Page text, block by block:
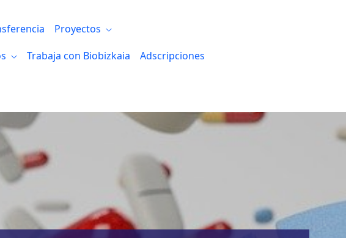
Proyectos
Trabaja con Biobizkaia
Adscripciones